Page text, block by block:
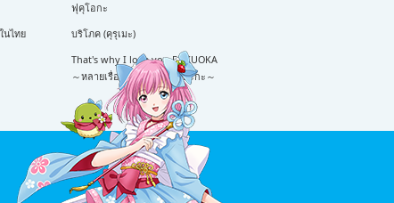
ไทย
ฟุคุโอกะ
บริโภค (คุรุเมะ)
That's why I love you FUKUOKA
～หลายเรื่องน่ารักจากฟุกุโอะกะ～